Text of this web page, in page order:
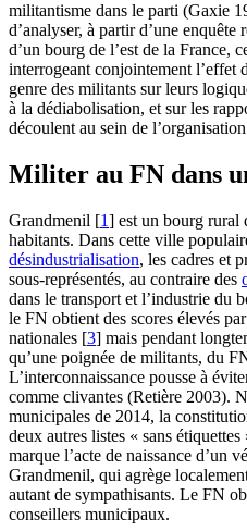
militantisme dans le parti (Gaxie
d’analyser, à partir d’une enquête
d’un bourg de l’est de la France,
interrogeant conjointement l’effet
genre des militants sur leurs
à la dédiabolisation, et sur les
découlent au sein de
Militer au FN dans
Grandmenil [1] est un bourg rural
habitants. Dans cette ville
désindustrialisation, les cadres et
sous-représentés, au contraire des
dans le transport et l’industrie du
le FN obtient des scores élevés
nationales [3] mais pendant
qu’une poignée de militants, du
L’interconnaissance pousse à
comme clivantes (Retière 2003).
municipales de 2014, la
deux autres listes « sans
marque l’acte de naissance d’un
Grandmenil, qui agrège
autant de sympathisants. Le FN
conseillers municipaux.